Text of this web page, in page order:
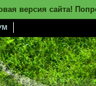
версия сайта!